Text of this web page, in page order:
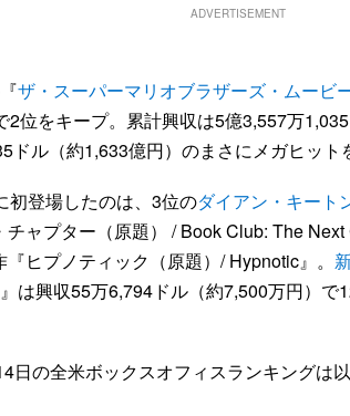
ADVERTISEMENT
ザ・スーパーマリオブラザーズ・ムービ
2位をキープ。累計興収は5億3,557万
ドル（約1,633億円）のまさにメガヒット
登場したのは、3位のダイアン・キート
チャプター（原題） / Book Club: The
『ヒプノティック（原題）/ Hypnotic』。
』は興収55万6,794ドル（約7,500万円）
日の全米ボックスオフィスランキングは